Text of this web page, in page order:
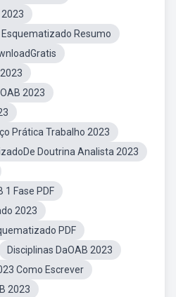
Resumo
2023
Prática Trabalho 2023
Doutrina Analista 2023
1 Fase PDF
2023
PDF
Disciplinas DaOAB 2023
Como Escrever
2023